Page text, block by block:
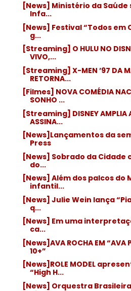
[News] Ministério da
Infa...
[News] Festival “Todos
g...
[Streaming] O HULU NO
VIVO,...
[Streaming] X-MEN ’97 DA
RETORNA...
[Filmes] NOVA COMÉDIA
SONHO ...
[Streaming] DISNEY AMPLIA
ASSINA...
[News]Lançamentos da
Press
[News] Sobrado da Cidade
do...
[News] Além dos palcos do
infantil...
[News] Julie Wein lança
q...
[News] Em uma
ca...
[News]AVA ROCHA EM “AVA
10+”
[News]ROLE MODEL
“High H...
[News] Orquestra